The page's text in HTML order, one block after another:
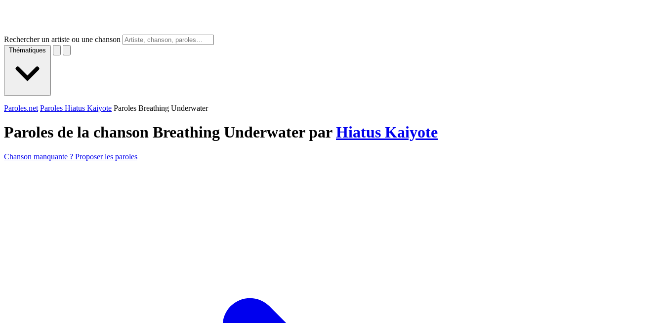
Rechercher un artiste ou une chanson
Thématiques
Paroles.net Paroles Hiatus Kaiyote Paroles Breathing Underwater
Paroles de la chanson Breathing Underwater parHiatus Kaiyote
Chanson manquante ? Proposer les paroles